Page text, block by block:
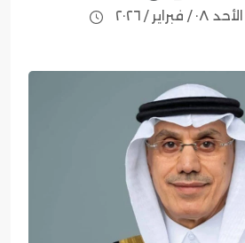
الأحد ٠٨ / فبراير / ٢٠٢٦